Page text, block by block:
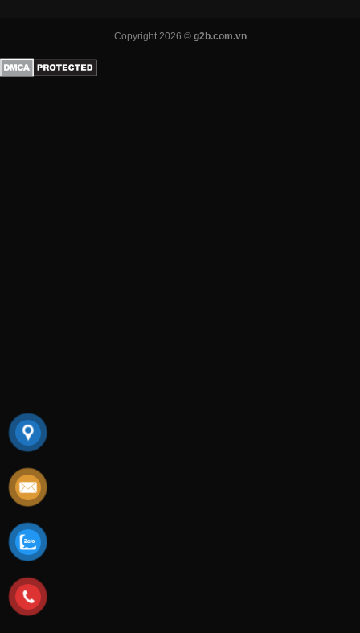
Copyright 2026 © g2b.com.vn